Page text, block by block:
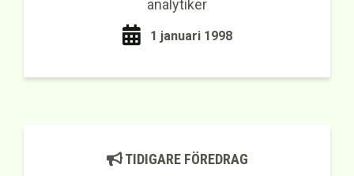
analytiker
1 januari 1998
TIDIGARE FÖREDRAG